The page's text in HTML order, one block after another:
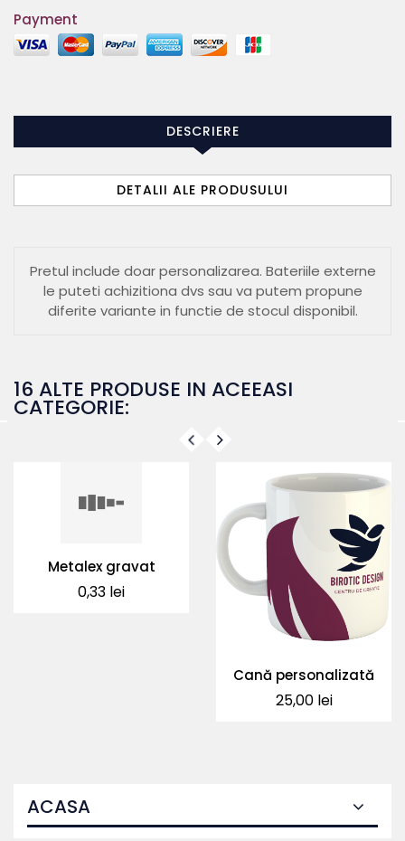
Payment
DESCRIERE
DETALII ALE PRODUSULUI
Pretul include doar personalizarea. Bateriile externe
le puteti achizitiona dvs sau va putem propune
diferite variante in functie de stocul disponibil.
16 ALTE PRODUSE IN ACEEASI
CATEGORIE:
Metalex gravat
Pret
0,33 lei
Cană personalizată
Pret
25,00 lei
ACASA